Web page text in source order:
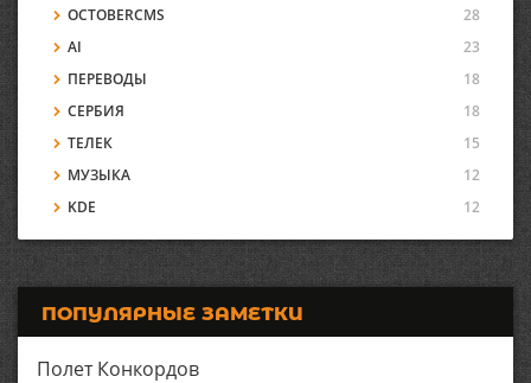
OCTOBERCMS
28
AI
23
ПЕРЕВОДЫ
18
СЕРБИЯ
18
ТЕЛЕК
15
МУЗЫКА
12
KDE
12
ПОПУЛЯРНЫЕ ЗАМЕТКИ
Полет Конкордов